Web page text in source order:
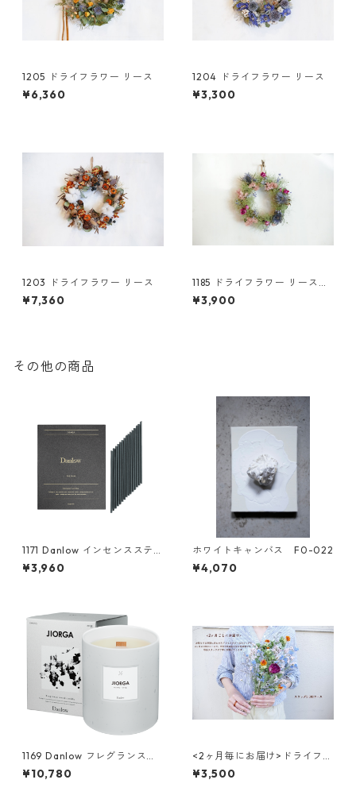
1205 ドライフラワー リース
¥6,360
1204 ドライフラワー リース
¥3,300
1203 ドライフラワー リース
¥7,360
1185 ドライフラワー リース
スモークツリー
¥3,900
その他の商品
1171 Danlow インセンススティ
ック-THE DAN(ザ ダン) -
¥3,960
ホワイトキャンバス F0-022
¥4,070
1169 Danlow フレグランスウ
ッドキャンドル -JIOLGA(ジオ
ルガ)-
¥10,780
<2ヶ月毎にお届け>ドライフラ
ワーのスワッグ(S) 3回コース
¥3,500